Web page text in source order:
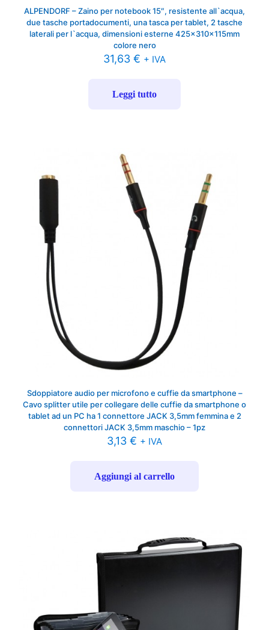
ALPENDORF – Zaino per notebook 15″, resistente all`acqua,
due tasche portadocumenti, una tasca per tablet, 2 tasche
laterali per l`acqua, dimensioni esterne 425x310x115mm
colore nero
31,63 € + IVA
Leggi tutto
Sdoppiatore audio per microfono e cuffie da smartphone –
Cavo splitter utile per collegare delle cuffie da smartphone o
tablet ad un PC ha 1 connettore JACK 3,5mm femmina e 2
connettori JACK 3,5mm maschio – 1pz
3,13 € + IVA
Aggiungi al carrello